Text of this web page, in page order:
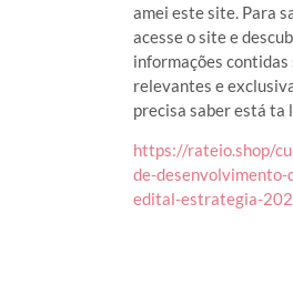
amei este site. Para
acesse o site e
informações contidas
relevantes e
precisa saber está ta
https://rateio.shop/
de-desenvolvimento-
edital-estrategia-